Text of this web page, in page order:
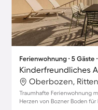
Ferienwohnung ∙ 5 Gäste
Oberbozen,
Traumhafte Ferienwohnung
Herzen von Bozner Boden für